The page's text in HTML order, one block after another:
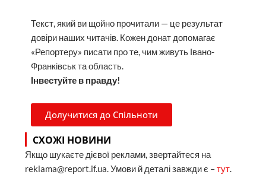
Текст, який ви щойно прочитали — це результат
довіри наших читачів. Кожен донат допомагає
«Репортеру» писати про те, чим живуть Івано-
Франківськ та область.
Інвестуйте в правду!
Долучитися до Спільноти
СХОЖІ НОВИНИ
Якщо шукаєте дієвої реклами, звертайтеся на
reklama@report.if.ua. Умови й деталі завжди є –тут.